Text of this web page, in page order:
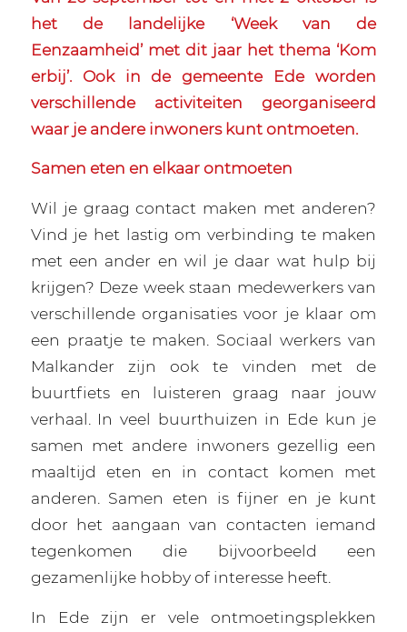
het de landelijke ‘Week van de
Eenzaamheid’ met dit jaar het thema ‘Kom
erbij’. Ook in de gemeente Ede worden
verschillende activiteiten georganiseerd
waar je andere inwoners kunt ontmoeten.
Samen eten en elkaar ontmoeten
Wil je graag contact maken met anderen?
Vind je het lastig om verbinding te maken
met een ander en wil je daar wat hulp bij
krijgen? Deze week staan medewerkers van
verschillende organisaties voor je klaar om
een praatje te maken. Sociaal werkers van
Malkander zijn ook te vinden met de
buurtfiets en luisteren graag naar jouw
verhaal. In veel buurthuizen in Ede kun je
samen met andere inwoners gezellig een
maaltijd eten en in contact komen met
anderen. Samen eten is fijner en je kunt
door het aangaan van contacten iemand
tegenkomen die bijvoorbeeld een
gezamenlijke hobby of interesse heeft.
In Ede zijn er vele ontmoetingsplekken